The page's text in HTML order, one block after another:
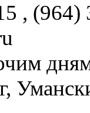
, (964)